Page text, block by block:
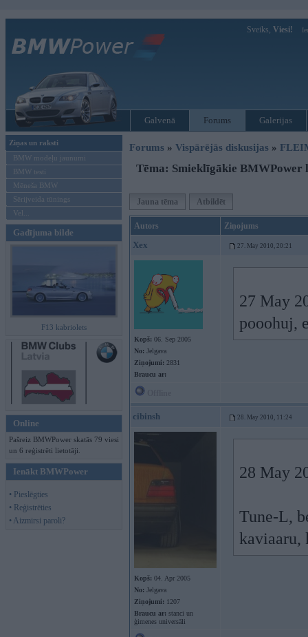
Sveiks, Viesi!
Galvenā Forums Galerijas
Ziņas un raksti
BMW modeļu jaunumi
BMW testi
Mēneša BMW
Sērijveida tūnings
Vel...
Gadījuma bilde
F13 kabriolets
Online
Pašreiz BMWPower skatās 79 viesi
un 6 reģistrēti lietotāji.
Ienākt BMWPower
• Pieslēgties
• Reģistrēties
• Aizmirsi paroli?
Forums » Vispārējās diskusijas »
Tēma: Smieklīgākie
Jauna tēma Atbildēt
Autors Ziņojums
Xex 27. May 2010, 20:21
Kopš: 06. Sep 2005
No: Jelgava
Ziņojumi: 2831
Braucu ar:
27 May
pooohuj,
cibinsh 28. May 2010, 11:24
Kopš: 04. Apr 2005
No: Jelgava
Ziņojumi: 1207
Braucu ar: stanci un
ģimenes universāli
28 May
Tune-L,
kaviaaru,